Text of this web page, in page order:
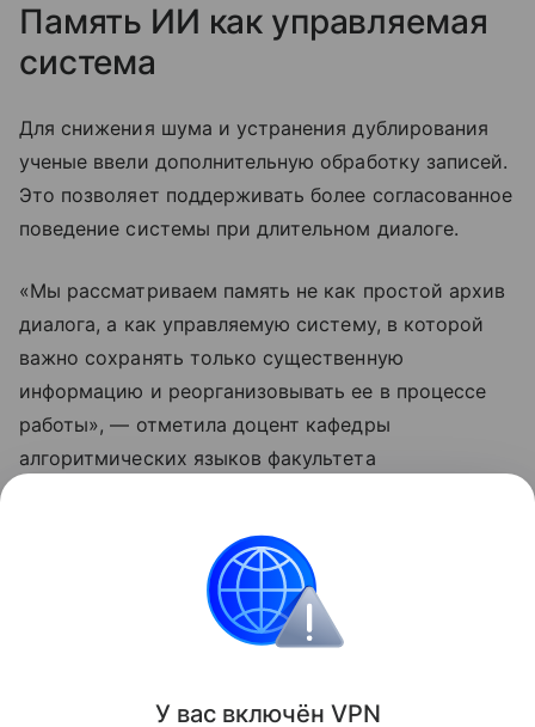
Память ИИ как управляемая
система
Для снижения шума и устранения дублирования
ученые ввели дополнительную обработку записей.
Это позволяет поддерживать более согласованное
поведение системы при длительном диалоге.
«Мы рассматриваем память не как простой архив
диалога, а как управляемую систему, в которой
важно сохранять только существенную
информацию и реорганизовывать ее в процессе
работы», — отметила доцент кафедры
алгоритмических языков факультета
Поделиться
У вас включён VPN